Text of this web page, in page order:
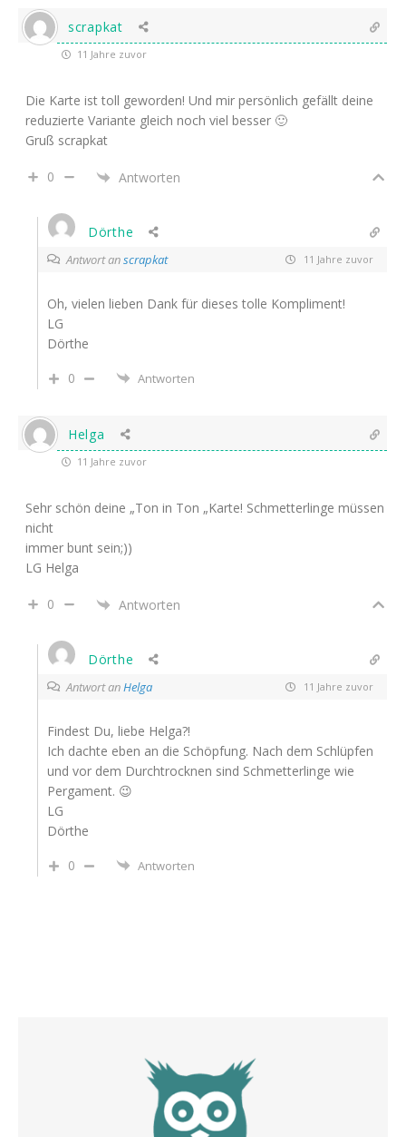
scrapkat
11 Jahre zuvor
Die Karte ist toll geworden! Und mir persönlich gefällt deine
reduzierte Variante gleich noch viel besser 🙂
Gruß scrapkat
0 Antworten
Dörthe
Antwort anscrapkat 11 Jahre zuvor
Oh, vielen lieben Dank für dieses tolle Kompliment!
LG
Dörthe
0
Antworten
Helga
11 Jahre zuvor
Sehr schön deine „Ton in Ton „Karte! Schmetterlinge müssen
nicht
immer bunt sein;))
LG Helga
0 Antworten
Dörthe
Antwort an Helga 11 Jahre zuvor
Findest Du, liebe Helga?!
Ich dachte eben an die Schöpfung. Nach dem Schlüpfen
und vor dem Durchtrocknen sind Schmetterlinge wie
Pergament. 😉
LG
Dörthe
0
Antworten